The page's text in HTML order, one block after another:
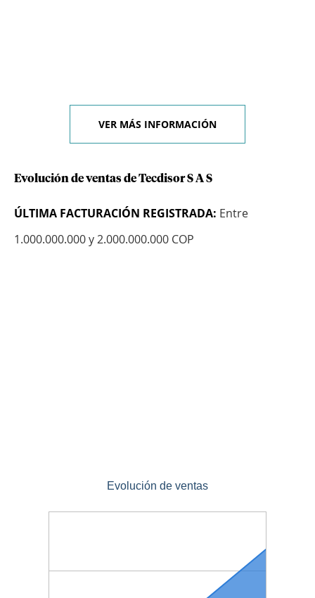
VER MÁS INFORMACIÓN
Evolución de ventas de Tecdisor S A S
ÚLTIMA FACTURACIÓN REGISTRADA: Entre
1.000.000.000 y 2.000.000.000 COP
Evolución de ventas